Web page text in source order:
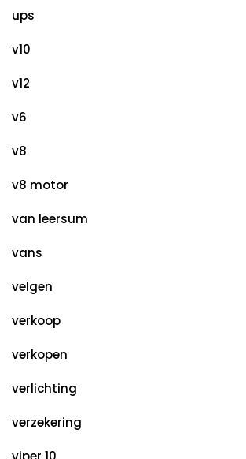
ups
v10
v12
v6
v8
v8 motor
van leersum
vans
velgen
verkoop
verkopen
verlichting
verzekering